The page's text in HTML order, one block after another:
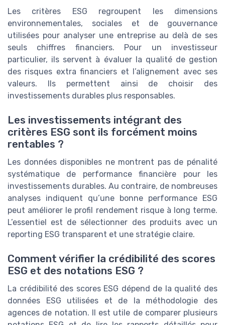
Les critères ESG regroupent les dimensions
environnementales, sociales et de gouvernance
utilisées pour analyser une entreprise au delà de ses
seuls chiffres financiers. Pour un investisseur
particulier, ils servent à évaluer la qualité de gestion
des risques extra financiers et l’alignement avec ses
valeurs. Ils permettent ainsi de choisir des
investissements durables plus responsables.
Les investissements intégrant des
critères ESG sont ils forcément moins
rentables ?
Les données disponibles ne montrent pas de pénalité
systématique de performance financière pour les
investissements durables. Au contraire, de nombreuses
analyses indiquent qu’une bonne performance ESG
peut améliorer le profil rendement risque à long terme.
L’essentiel est de sélectionner des produits avec un
reporting ESG transparent et une stratégie claire.
Comment vérifier la crédibilité des scores
ESG et des notations ESG ?
La crédibilité des scores ESG dépend de la qualité des
données ESG utilisées et de la méthodologie des
agences de notation. Il est utile de comparer plusieurs